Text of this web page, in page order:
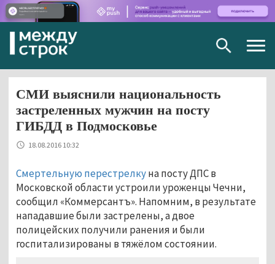
СМИ выяснили национальность
застреленных мужчин на посту
ГИБДД в Подмосковье
18.08.2016 10:32
Смертельную перестрелкуна посту ДПС в
Московской области устроили уроженцы Чечни,
сообщил «Коммерсантъ». Напомним, в результате
нападавшие были застрелены, а двое
полицейских получили ранения и были
госпитализированы в тяжёлом состоянии.